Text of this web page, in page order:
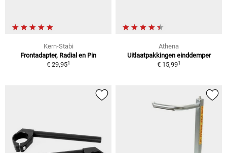
Kern-Stabi
Frontadapter, Radial en Pin
€ 29,951
Athena
Uitlaatpakkingen einddemper
€ 15,991